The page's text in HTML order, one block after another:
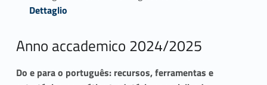
Dettaglio
Anno accademico 2024/2025
Do e para o português: recursos, ferramentas e